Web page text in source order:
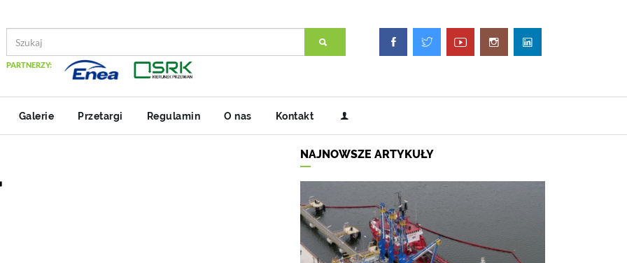
PARTNERZY:
Galerie Przetargi Regulamin O nas Kontakt
NAJNOWSZE ARTYKUŁY